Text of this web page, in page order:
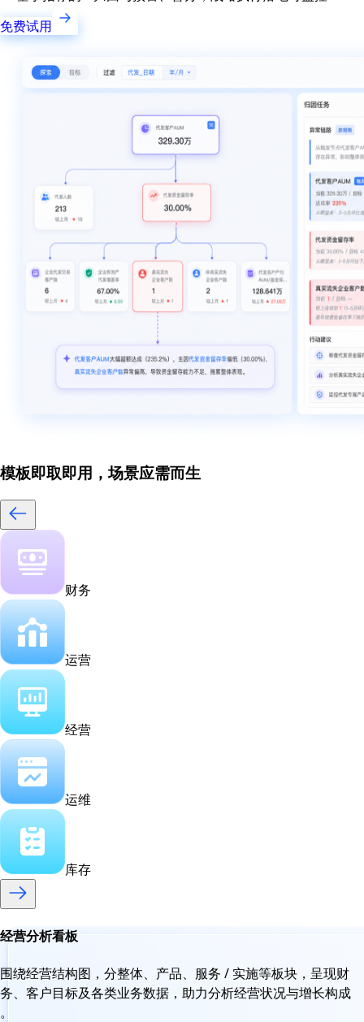
免费试用
模板即取即用，场景应需而生
财务
运营
经营
运维
库存
经营分析看板
围绕经营结构图，分整体、产品、服务 / 实施等板块，呈现财
务、客户目标及各类业务数据，助力分析经营状况与增长构成
。